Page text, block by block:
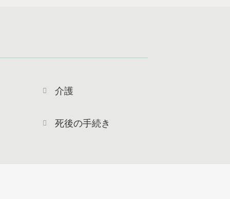
介護
死後の手続き